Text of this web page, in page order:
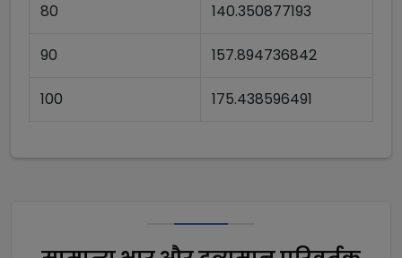
80 140.350877193
90 157.894736842
100 175.438596491